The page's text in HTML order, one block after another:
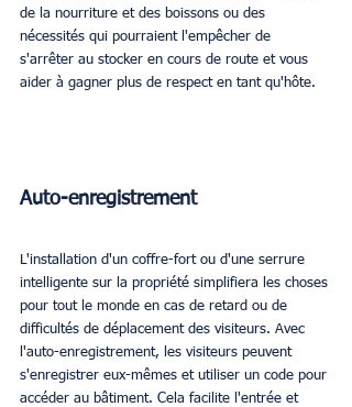
de la nourriture et des boissons ou des
nécessités qui pourraient l'empêcher de
s'arrêter au stocker en cours de route et vous
aider à gagner plus de respect en tant qu'hôte.
Auto-enregistrement
L'installation d'un coffre-fort ou d'une serrure
intelligente sur la propriété simplifiera les choses
pour tout le monde en cas de retard ou de
difficultés de déplacement des visiteurs. Avec
l'auto-enregistrement, les visiteurs peuvent
s'enregistrer eux-mêmes et utiliser un code pour
accéder au bâtiment. Cela facilite l'entrée et